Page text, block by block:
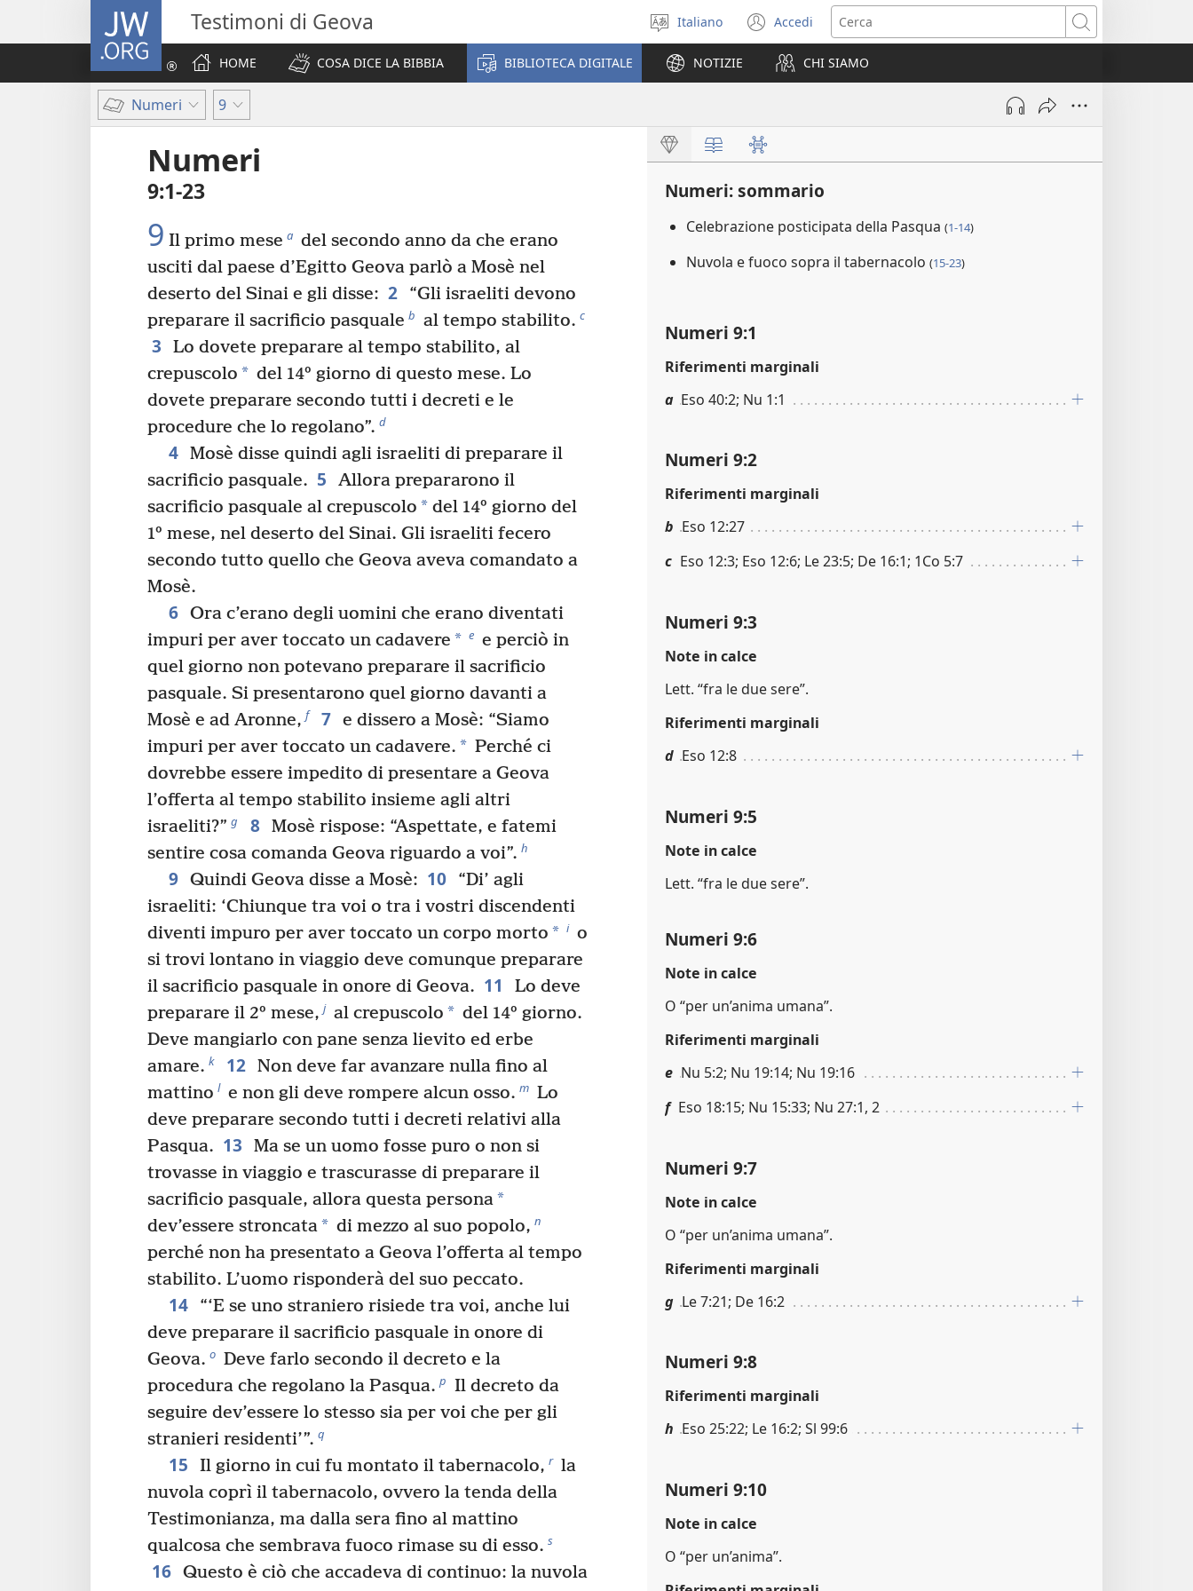
JW.ORG Testimoni di Geova
Seleziona
la
lingua
Italiano Accedi
(apre
una
nuova
finestra)
Cerca
HOME
COSA DICE LA BIBBIA BIBLIOTECA DIGITALE NOTIZIE CHI SIAMO
Numeri 9
Numeri
9:1-23
9 Il primo mese a del secondo anno da che erano
usciti dal paese d’Egitto Geova parlò a Mosè nel
deserto del Sinai e gli disse: 2
“Gli israeliti devono
preparare il sacrificio pasquale b al tempo stabilito. c
3
Lo dovete preparare al tempo stabilito, al
crepuscolo * del 14º giorno di questo mese. Lo
dovete preparare secondo tutti i decreti e le
procedure che lo regolano”. d
4 Mosè disse quindi agli israeliti di preparare il
sacrificio pasquale. 5
Allora prepararono il
sacrificio pasquale al crepuscolo * del 14º giorno del
1º mese, nel deserto del Sinai. Gli israeliti fecero
secondo tutto quello che Geova aveva comandato a
Mosè.
6 Ora c’erano degli uomini che erano diventati
impuri per aver toccato un cadavere * e e perciò in
quel giorno non potevano preparare il sacrificio
pasquale. Si presentarono quel giorno davanti a
Mosè e ad Aronne, f 7 e dissero a Mosè: “Siamo
impuri per aver toccato un cadavere. * Perché ci
dovrebbe essere impedito di presentare a Geova
l’offerta al tempo stabilito insieme agli altri
israeliti?” g 8 Mosè rispose: “Aspettate, e fatemi
sentire cosa comanda Geova riguardo a voi”. h
9 Quindi Geova disse a Mosè: 10
“Di’ agli
israeliti: ‘Chiunque tra voi o tra i vostri discendenti
diventi impuro per aver toccato un corpo morto * i o
si trovi lontano in viaggio deve comunque preparare
il sacrificio pasquale in onore di Geova. 11
Lo deve
preparare il 2º mese, j al crepuscolo * del 14º giorno.
Deve mangiarlo con pane senza lievito ed erbe
amare. k 12 Non deve far avanzare nulla fino al
mattino l e non gli deve rompere alcun osso. m Lo
deve preparare secondo tutti i decreti relativi alla
Pasqua. 13
Ma se un uomo fosse puro o non si
trovasse in viaggio e trascurasse di preparare il
sacrificio pasquale, allora questa persona*
dev’essere stroncata* di mezzo al suo popolo, n
perché non ha presentato a Geova l’offerta al tempo
stabilito. L’uomo risponderà del suo peccato.
14
“‘E se uno straniero risiede tra voi, anche lui
deve preparare il sacrificio pasquale in onore di
Geova. o Deve farlo secondo il decreto e la
procedura che regolano la Pasqua. p Il decreto da
seguire dev’essere lo stesso sia per voi che per gli
stranieri residenti’”. q
15 Il giorno in cui fu montato il tabernacolo, r la
nuvola coprì il tabernacolo, ovvero la tenda della
Testimonianza, ma dalla sera fino al mattino
qualcosa che sembrava fuoco rimase su di esso. s
16 Questo è ciò che accadeva di continuo: la nuvola
Numeri: sommario
Celebrazione posticipata della Pasqua (1-14)
Nuvola e fuoco sopra il tabernacolo (15-23)
Numeri 9:1
Riferimenti marginali
a Eso 40:2; Nu 1:1
Numeri 9:2
Riferimenti marginali
b Eso 12:27
c Eso 12:3; Eso 12:6; Le 23:5; De 16:1; 1Co 5:7
Numeri 9:3
Note in calce
Lett. “fra le due sere”.
Riferimenti marginali
d Eso 12:8
Numeri 9:5
Note in calce
Lett. “fra le due sere”.
Numeri 9:6
Note in calce
O “per un’anima umana”.
Riferimenti marginali
e Nu 5:2; Nu 19:14; Nu 19:16
f Eso 18:15; Nu 15:33; Nu 27:1, 2
Numeri 9:7
Note in calce
O “per un’anima umana”.
Riferimenti marginali
g Le 7:21; De 16:2
Numeri 9:8
Riferimenti marginali
h Eso 25:22; Le 16:2; Sl 99:6
Numeri 9:10
Note in calce
O “per un’anima”.